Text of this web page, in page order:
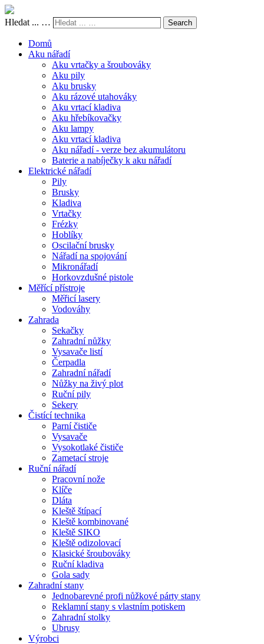
Hledat ... … Search
Domů
Aku nářadí
Aku vrtačky a šroubováky
Aku pily
Aku brusky
Aku rázové utahováky
Aku vrtací kladiva
Aku hřebíkovačky
Aku lampy
Aku vrtací kladiva
Aku nářadí - verze bez akumulátoru
Baterie a nabíječky k aku nářadí
Elektrické nářadí
Pily
Brusky
Kladiva
Vrtačky
Frézky
Hoblíky
Oscilační brusky
Nářadí na spojování
Mikronářadí
Horkovzdušné pistole
Měřící přístroje
Měřicí lasery
Vodováhy
Zahrada
Sekačky
Zahradní nůžky
Vysavače listí
Čerpadla
Zahradní nářadí
Nůžky na živý plot
Ruční pily
Sekery
Čistící technika
Parní čističe
Vysavače
Vysokotlaké čističe
Zametací stroje
Ruční nářadí
Pracovní nože
Klíče
Dláta
Kleště štípací
Kleště kombinované
Kleště SIKO
Kleště odizolovací
Klasické šroubováky
Ruční kladiva
Gola sady
Zahradní stany
Jednobarevné profi nůžkové párty stany
Reklamní stany s vlastním potiskem
Zahradní stolky
Ubrusy
Výrobci